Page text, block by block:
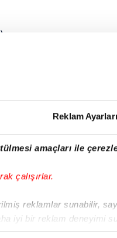
Reklam Ayarları
amaçları ile
çalışırlar.
reklamlar sunabilir,
iyi bir reklam deneyimi
ve bu noktada,